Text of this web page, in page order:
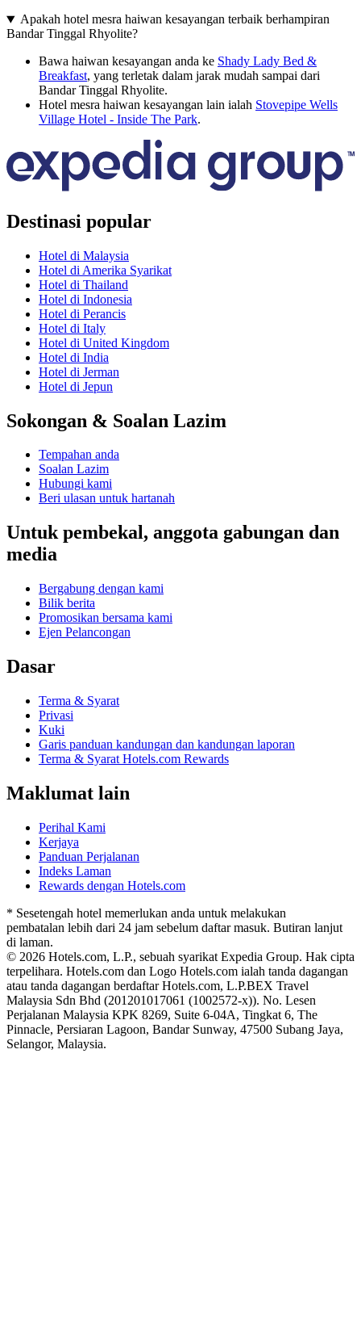
Apakah hotel mesra haiwan kesayangan terbaik berhampiran
Bandar Tinggal Rhyolite?
Bawa haiwan kesayangan anda ke Shady Lady Bed &
Breakfast, yang terletak dalam jarak mudah sampai dari
Bandar Tinggal Rhyolite.
Hotel mesra haiwan kesayangan lain ialah Stovepipe Wells
Village Hotel - Inside The Park.
Destinasi popular
Hotel di Malaysia
Hotel di Amerika Syarikat
Hotel di Thailand
Hotel di Indonesia
Hotel di Perancis
Hotel di Italy
Hotel di United Kingdom
Hotel di India
Hotel di Jerman
Hotel di Jepun
Sokongan & Soalan Lazim
Tempahan anda
Soalan Lazim
Hubungi kami
Beri ulasan untuk hartanah
Untuk pembekal, anggota gabungan dan
media
Bergabung dengan kami
Bilik berita
Promosikan bersama kami
Ejen Pelancongan
Dasar
Terma & Syarat
Privasi
Kuki
Garis panduan kandungan dan kandungan laporan
Terma & Syarat Hotels.com Rewards
Maklumat lain
Perihal Kami
Kerjaya
Panduan Perjalanan
Indeks Laman
Rewards dengan Hotels.com
* Sesetengah hotel memerlukan anda untuk melakukan
pembatalan lebih dari 24 jam sebelum daftar masuk. Butiran lanjut
di laman.
© 2026 Hotels.com, L.P., sebuah syarikat Expedia Group. Hak cipta
terpelihara. Hotels.com dan Logo Hotels.com ialah tanda dagangan
atau tanda dagangan berdaftar Hotels.com, L.P.BEX Travel
Malaysia Sdn Bhd (201201017061 (1002572-x)). No. Lesen
Perjalanan Malaysia KPK 8269, Suite 6-04A, Tingkat 6, The
Pinnacle, Persiaran Lagoon, Bandar Sunway, 47500 Subang Jaya,
Selangor, Malaysia.